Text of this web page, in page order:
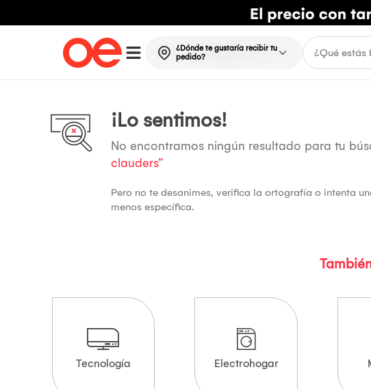
¿Dónde te gustaría recibir tu
pedido?
¡Lo sentimos!
No encontramos ningún resultado para tu
clauders”
Pero no te desanimes, verifica la ortografía o intenta
menos específica.
Tecnología Electrohogar